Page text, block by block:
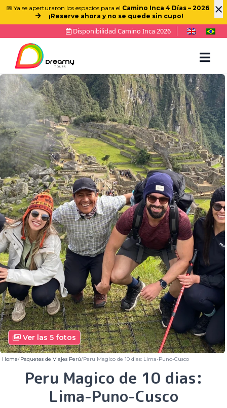
×
📅 Ya se aperturaron los espacios para el Camino Inca 4 Días – 2026.
¡Reserve ahora y no se quede sin cupo!
Disponibilidad Camino Inca 2026
Ver las 5 fotos
Home Paquetes de Viajes Perú Peru Magico de 10 dias: Lima-Puno-Cusco
Peru Magico de 10 dias:
Lima-Puno-Cusco